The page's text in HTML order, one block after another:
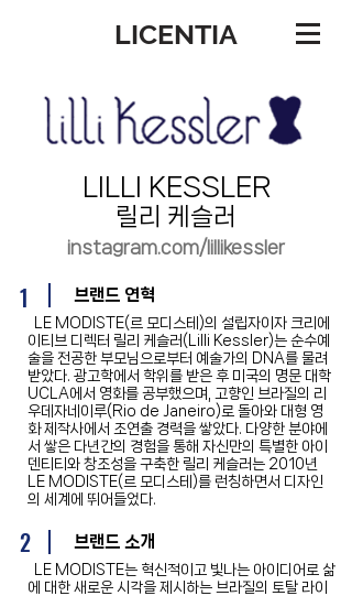
LICENTIA
LILLI KESSLER
릴리 케슬러
instagram.com/lillikessler
1 브랜드 연혁
LE MODISTE(르 모디스테)의 설립자이자 크리에
이티브 디렉터 릴리 케슬러(Lilli Kessler)는 순수예
술을 전공한 부모님으로부터 예술가의 DNA를 물려
받았다. 광고학에서 학위를 받은 후 미국의 명문 대학
UCLA에서 영화를 공부했으며, 고향인 브라질의 리
우데자네이루(Rio de Janeiro)로 돌아와 대형 영
화 제작사에서 조연출 경력을 쌓았다. 다양한 분야에
서 쌓은 다년간의 경험을 통해 자신만의 특별한 아이
덴티티와 창조성을 구축한 릴리 케슬러는 2010년
LE MODISTE(르 모디스테)를 런칭하면서 디자인
의 세계에 뛰어들었다.
2 브랜드 소개
LE MODISTE는 혁신적이고 빛나는 아이디어로 삶
에 대한 새로운 시각을 제시하는 브라질의 토탈 라이